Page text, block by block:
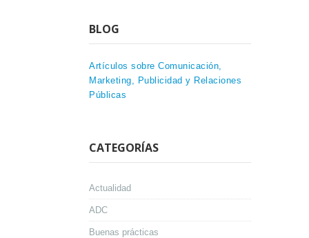
BLOG
Artículos sobre Comunicación,
Marketing, Publicidad y Relaciones
Públicas
CATEGORÍAS
Actualidad
ADC
Buenas prácticas